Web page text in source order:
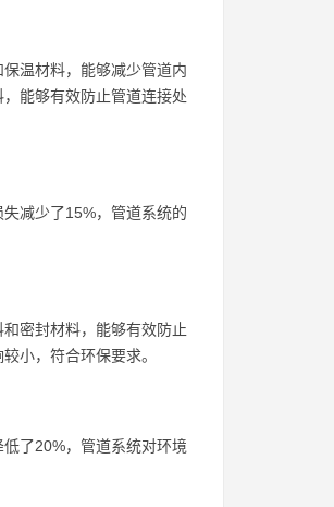
温材料，能够减少管道内
能够有效防止管道连接处
减少了15%，管道系统的
密封材料，能够有效防止
小，符合环保要求。
了20%，管道系统对环境